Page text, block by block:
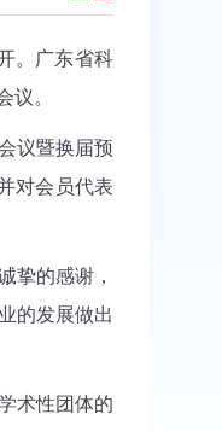
。广东省科
议。
议暨换届预
对会员代表
挚的感谢，
的发展做出
术性团体的